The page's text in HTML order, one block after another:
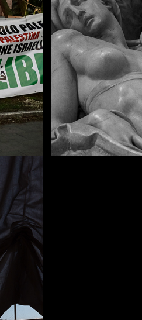
erotica